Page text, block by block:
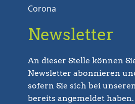
Corona
Newsletter
An dieser Stelle können
Newsletter abonnieren
sofern Sie sich bei
bereits angemeldet haben.